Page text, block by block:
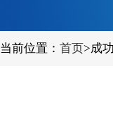
当前位置： 首页>成